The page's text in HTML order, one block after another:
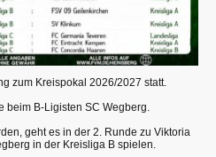
zum Kreispokal 2026/2027 statt.
beim B-Ligisten SC Wegberg.
geht es in der 2. Runde zu Viktoria
in der Kreisliga B spielen.